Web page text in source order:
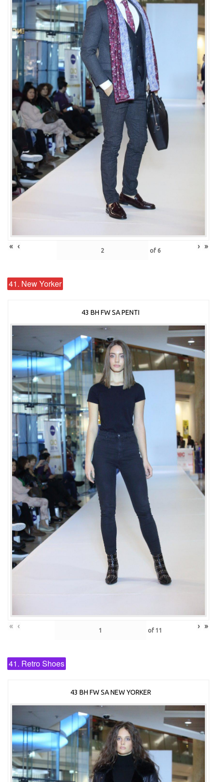
« ‹ of 6 › »
41. New Yorker
43 BH FW SA PENTI
« ‹ of 11 › »
41. Retro Shoes
43 BH FW SA NEW YORKER